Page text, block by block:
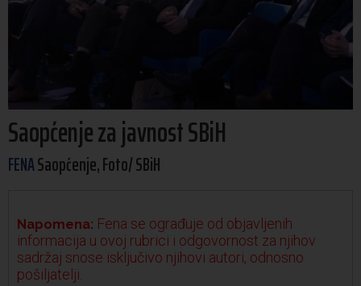
Saopćenje za javnost SBiH
FENASaopćenje, Foto/ SBiH
Napomena: Fena se ograđuje od objavljenih
informacija u ovoj rubrici i odgovornost za njihov
sadržaj snose isključivo njihovi autori, odnosno
pošiljatelji.